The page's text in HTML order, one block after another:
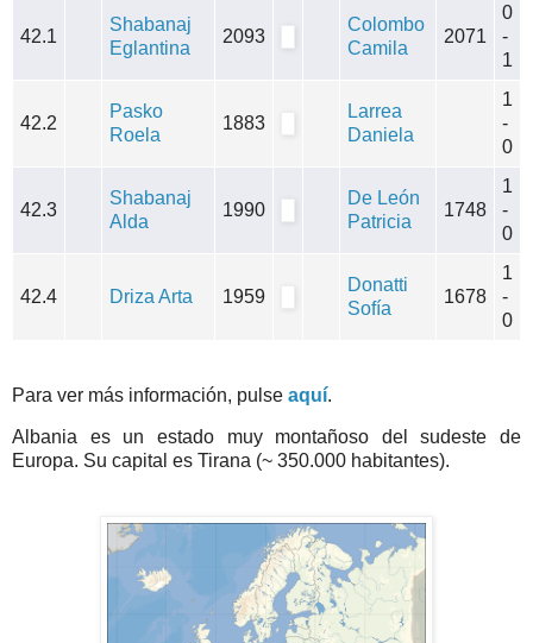
42.1
Shabanaj
Eglantina
2093
Colombo
Camila
2071
0
-
1
42.2
Pasko
Roela
1883
Larrea
Daniela
1
-
0
42.3
Shabanaj
Alda
1990
De León
Patricia
1748
1
-
0
42.4 Driza Arta 1959
Donatti
Sofía
1678
1
-
0
Para ver más información, pulse aquí.
Albania es un estado muy montañoso del sudeste de
Europa. Su capital es Tirana (~ 350.000 habitantes).